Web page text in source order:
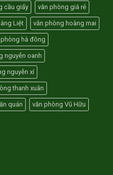
cầu giấy văn phòng giá rẻ
Liệt văn phòng hoàng mai
hà đông
nguyễn oanh
nguyễn xí
thanh xuân
quán văn phòng Vũ Hữu